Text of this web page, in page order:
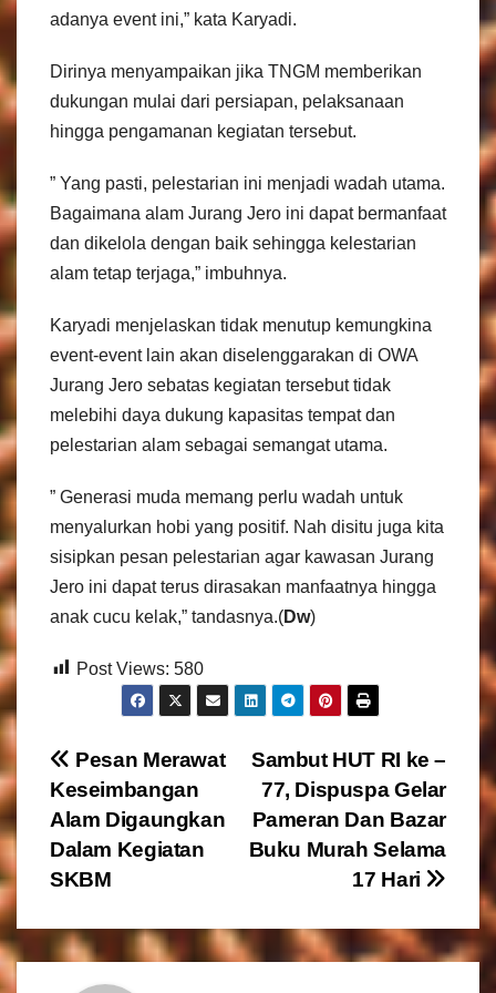
adanya event ini,” kata Karyadi.
Dirinya menyampaikan jika TNGM memberikan
dukungan mulai dari persiapan, pelaksanaan
hingga pengamanan kegiatan tersebut.
” Yang pasti, pelestarian ini menjadi wadah utama.
Bagaimana alam Jurang Jero ini dapat bermanfaat
dan dikelola dengan baik sehingga kelestarian
alam tetap terjaga,” imbuhnya.
Karyadi menjelaskan tidak menutup kemungkina
event-event lain akan diselenggarakan di OWA
Jurang Jero sebatas kegiatan tersebut tidak
melebihi daya dukung kapasitas tempat dan
pelestarian alam sebagai semangat utama.
” Generasi muda memang perlu wadah untuk
menyalurkan hobi yang positif. Nah disitu juga kita
sisipkan pesan pelestarian agar kawasan Jurang
Jero ini dapat terus dirasakan manfaatnya hingga
anak cucu kelak,” tandasnya.(Dw)
Post Views: 580
N
a
v
g
Sambut HUT RI ke –
77, Dispuspa Gelar
Pameran Dan Bazar
Buku Murah Selama
17 Hari
Pesan Merawat
Keseimbangan
Alam Digaungkan
Dalam Kegiatan
SKBM